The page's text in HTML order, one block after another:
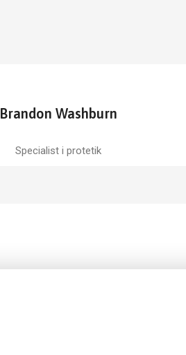
Brandon Washburn
Specialist i protetik